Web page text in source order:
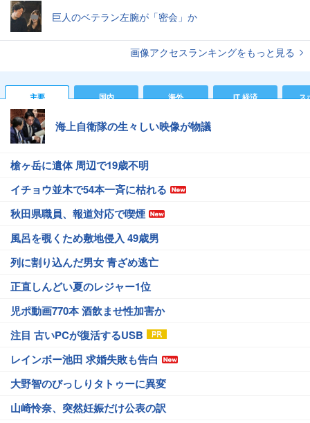
巨人のベテラン左腕が「密会」か
画像アクセスランキングをもっと見る
主要 国内 海外 IT 経済 ス
海上自衛隊の生々しい映像が物議
槍ヶ岳に遺体 周辺で19歳不明
イチョウ並木で54本一斉に枯れる
秋田県職員、報道対応で喫煙
風呂を覗くため敷地侵入 49歳男
列に割り込んだ男女 青ざめ逃亡
正直しんどい夏のレジャー1位
児ポ動画770本 酒飲ませ性加害か
注目 古いPCが復活するUSB
レインボー池田 求婚失敗も告白
大野智のびっしりタトゥーに異変
山崎怜奈、突然妊娠だけ公表の訳